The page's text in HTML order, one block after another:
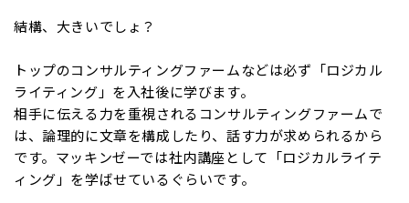
結構、大きいでしょ？
トップのコンサルティングファームなどは必ず「ロジカル
ライティング」を入社後に学びます。
相手に伝える力を重視されるコンサルティングファームで
は、論理的に文章を構成したり、話す力が求められるから
です。マッキンゼーでは社内講座として「ロジカルライテ
ィング」を学ばせているぐらいです。